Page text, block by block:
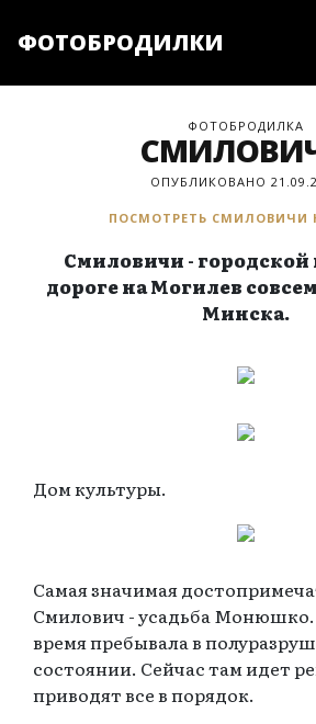
ФОТОБРОДИЛКИ
ФОТОБРОДИЛКА
ОПУБЛИКОВАНО
ПОСМОТРЕТЬ СМИЛОВИЧИ
Смиловичи - городской
дороге на Могилев
Минска.
Дом культуры.
Самая значимая
Смилович - усадьба Монюшко.
время пребывала в
состоянии. Сейчас там идет
приводят все в порядок.